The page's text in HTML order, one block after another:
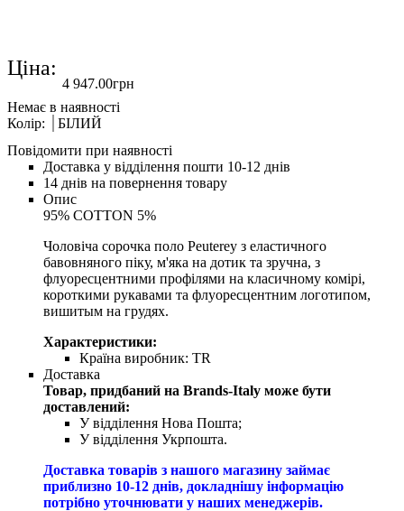
Ціна:
4 947.00грн
Колір:
БІЛИЙ
Повідомити при наявності
Доставка у відділення пошти 10-12 днів
14 днів на повернення товару
Опис
95% COTTON 5%
Чоловіча сорочка поло Peuterey з еластичного
бавовняного піку, м'яка на дотик та зручна, з
флуоресцентними профілями на класичному комірі,
короткими рукавами та флуоресцентним логотипом,
вишитым на грудях.
Характеристики:
Країна виробник: TR
Доставка
Товар, придбаний на Brands-Italy може бути
доставлений:
У відділення Нова Пошта;
У відділення Укрпошта.
Доставка товарів з нашого магазину займає
приблизно 10-12 днів, докладнішу інформацію
потрібно уточнювати у наших менеджерів.